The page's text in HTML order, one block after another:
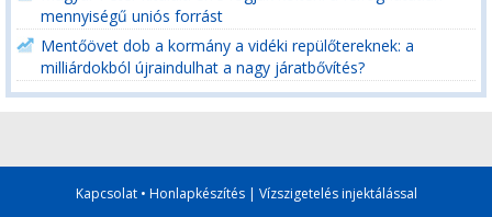
mennyiségű uniós forrást
Mentőövet dob a kormány a vidéki repülőtereknek: a
milliárdokból újraindulhat a nagy járatbővítés?
Kapcsolat• Honlapkészítés| Vízszigetelés injektálással